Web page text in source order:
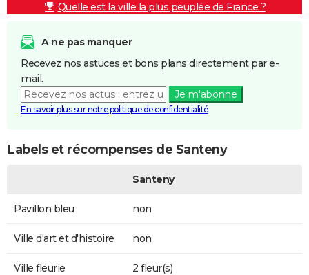
Quelle est la ville la plus peuplée de France ?
A ne pas manquer
Recevez nos astuces et bons plans directement par e-
mail.
Je m'abonne
En savoir plus sur notre politique de confidentialité
Labels et récompenses de Santeny
Santeny
Pavillon bleu non
Ville d'art et d'histoire non
Ville fleurie 2 fleur(s)